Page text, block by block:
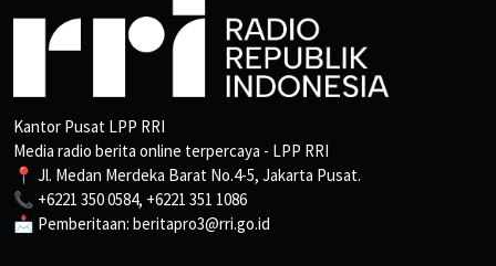
Kantor Pusat LPP RRI
Media radio berita online terpercaya - LPP RRI
📍 Jl. Medan Merdeka Barat No.4-5, Jakarta Pusat.
📞 +6221 350 0584, +6221 351 1086
📩 Pemberitaan: beritapro3@rri.go.id